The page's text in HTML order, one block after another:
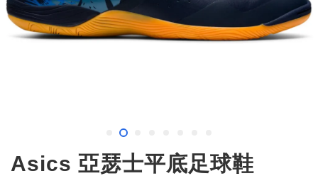
Asics 亞瑟士平底足球鞋